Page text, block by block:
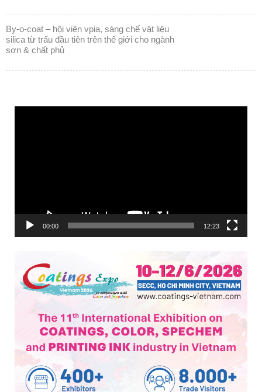
by-o-coat – hội viên vpia, sáng chế vật liệu
silica từ trấu đầu tiên trên thế giới cho ngành
sơn & chất phủ
00:00 12:23